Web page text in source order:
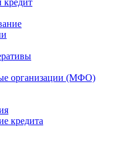
кредит
организации (МФО)
кредита